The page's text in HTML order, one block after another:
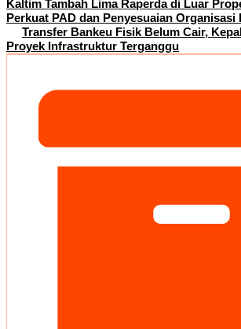
Kaltim Tambah Lima Raperda di Luar
Perkuat PAD dan Penyesuaian Organisasi
Transfer Bankeu Fisik Belum Cair,
Proyek Infrastruktur Terganggu